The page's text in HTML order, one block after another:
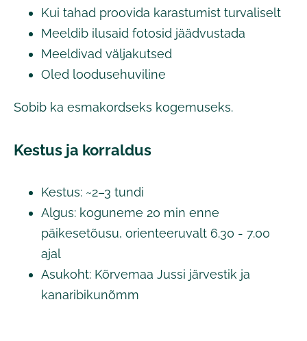
Kui tahad proovida karastumist turvaliselt
Meeldib ilusaid fotosid jäädvustada
Meeldivad väljakutsed
Oled loodusehuviline
Sobib ka esmakordseks kogemuseks.
Kestus ja korraldus
Kestus: ~2–3 tundi
Algus: koguneme 20 min enne
päikesetõusu, orienteeruvalt 6.30 - 7.00
ajal
Asukoht: Kõrvemaa Jussi järvestik ja
kanaribikunõmm